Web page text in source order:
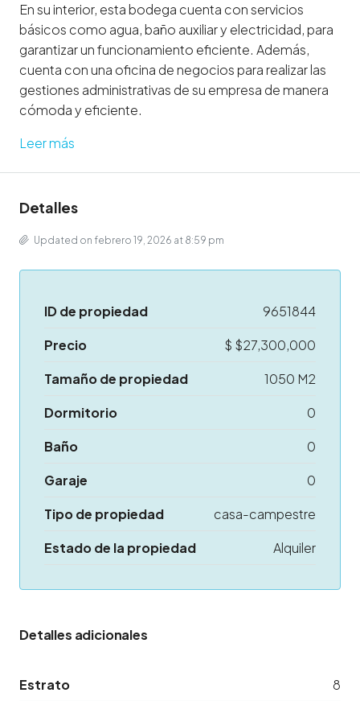
En su interior, esta bodega cuenta con servicios
básicos como agua, baño auxiliar y electricidad, para
garantizar un funcionamiento eficiente. Además,
cuenta con una oficina de negocios para realizar las
gestiones administrativas de su empresa de manera
cómoda y eficiente.
Leer más
Detalles
Updated on febrero 19, 2026 at 8:59 pm
ID de propiedad
9651844
Precio
$ $27,300,000
Tamaño de propiedad
1050 M2
Dormitorio
0
Baño
0
Garaje
0
Tipo de propiedad
casa-campestre
Estado de la propiedad
Alquiler
Detalles adicionales
Estrato
8